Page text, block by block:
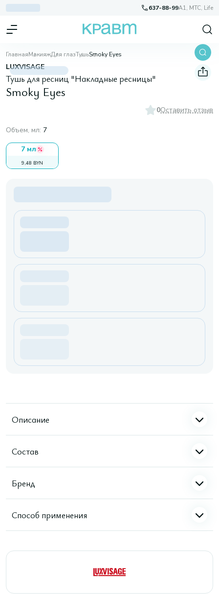
637-88-99A1, МТС, Life
ГлавнаяМакияжДля глазТушьSmoky Eyes
LUXVISAGE
Тушь для ресниц "Накладные ресницы"
Smoky Eyes
0Оставить отзыв
Объем, мл: 7
7 мл
9,48 BYN
Описание
Состав
Бренд
Способ применения